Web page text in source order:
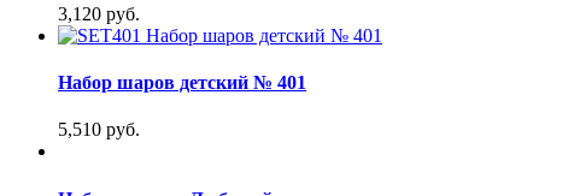
3,120 руб.
Набор шаров детский № 401
5,510 руб.